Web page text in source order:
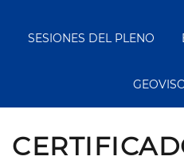
SESIONES DEL PLENO